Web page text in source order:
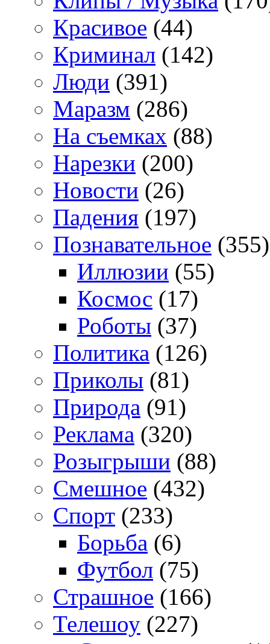
Красивое (44)
Криминал (142)
Люди (391)
Маразм (286)
На съемках (88)
Нарезки (200)
Новости (26)
Падения (197)
Познавательное (355)
Иллюзии (55)
Космос (17)
Роботы (37)
Политика (126)
Приколы (81)
Природа (91)
Реклама (320)
Розыгрыши (88)
Смешное (432)
Спорт (233)
Борьба (6)
Футбол (75)
Страшное (166)
Телешоу (227)